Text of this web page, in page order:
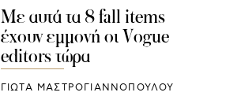
Με αυτά τα 8 fall items
έχουν εμμονή οι Vogue
editors τώρα
ΓΙΩΤΑ ΜΑΣΤΡΟΓΙΑΝΝΟΠΟΥΛΟΥ